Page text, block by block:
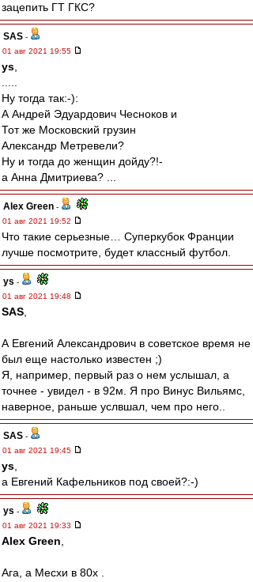
зацепить ГТ ГКС?
SAS -
01 авг 2021 19:55
ys
Ну тогда так:-):
А Андрей Эдуардович Чесноков и
Тот же Московский грузин
Александр Метревели?
Ну и тогда до женщин дойду?!-
а Анна Дмитриева? ...
Alex Green -
01 авг 2021 19:52
Что такие серьезные… Суперкубок Франции
лучше посмотрите, будет классный футбол.
ys -
01 авг 2021 19:48
SAS
А Евгений Александрович в советское время не
был еще настолько известен ;)
Я, например, первый раз о нем услышал, а
точнее - увидел - в 92м. Я про Винус Вильямс,
наверное, раньше услвшал, чем про него..
SAS -
01 авг 2021 19:45
ys
а Евгений Кафельников под своей?:-)
ys -
01 авг 2021 19:33
Alex Green
Ага, а Месхи в 80х .